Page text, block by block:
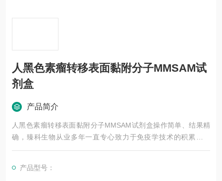
人黑色素瘤转移表面黏附分子MMSAM试
剂盒
产品简介
人黑色素瘤转移表面黏附分子MMSAM试剂盒操作简单、结果精
确，臻科生物从业多年一直专心致力于免疫学技术的积累与发
展，以其优质的产品质量与专业的技术服务，赢得业内广大人士
的合作关系，共同努力合作共赢。
产品型号：